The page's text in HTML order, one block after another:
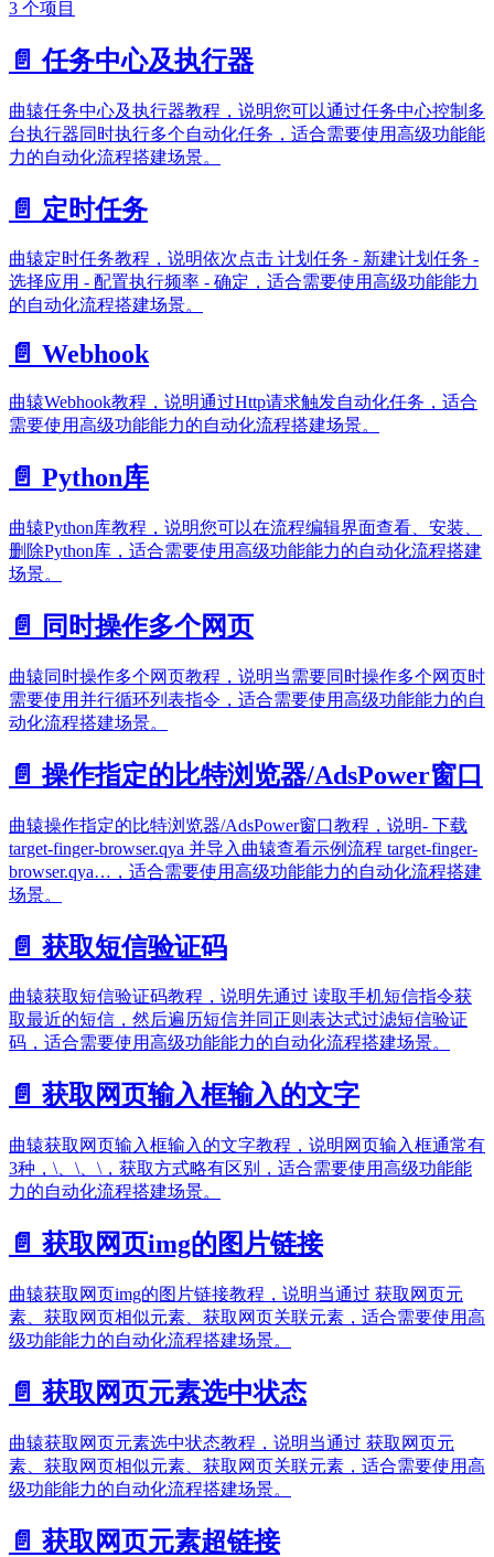
3 个项目
📄️ 任务中心及执行器
曲辕任务中心及执行器教程，说明您可以通过任务中心控制多
台执行器同时执行多个自动化任务，适合需要使用高级功能能
力的自动化流程搭建场景。
📄️ 定时任务
曲辕定时任务教程，说明依次点击 计划任务 - 新建计划任务 -
选择应用 - 配置执行频率 - 确定，适合需要使用高级功能能力
的自动化流程搭建场景。
📄️ Webhook
曲辕Webhook教程，说明通过Http请求触发自动化任务，适合
需要使用高级功能能力的自动化流程搭建场景。
📄️ Python库
曲辕Python库教程，说明您可以在流程编辑界面查看、安装、
删除Python库，适合需要使用高级功能能力的自动化流程搭建
场景。
📄️ 同时操作多个网页
曲辕同时操作多个网页教程，说明当需要同时操作多个网页时
需要使用并行循环列表指令，适合需要使用高级功能能力的自
动化流程搭建场景。
📄️ 操作指定的比特浏览器/AdsPower窗口
曲辕操作指定的比特浏览器/AdsPower窗口教程，说明- 下载
target-finger-browser.qya 并导入曲辕查看示例流程 target-finger-
browser.qya…，适合需要使用高级功能能力的自动化流程搭建
场景。
📄️ 获取短信验证码
曲辕获取短信验证码教程，说明先通过 读取手机短信指令获
取最近的短信，然后遍历短信并同正则表达式过滤短信验证
码，适合需要使用高级功能能力的自动化流程搭建场景。
📄️ 获取网页输入框输入的文字
曲辕获取网页输入框输入的文字教程，说明网页输入框通常有
3种，\、\、\，获取方式略有区别，适合需要使用高级功能能
力的自动化流程搭建场景。
📄️ 获取网页img的图片链接
曲辕获取网页img的图片链接教程，说明当通过 获取网页元
素、获取网页相似元素、获取网页关联元素，适合需要使用高
级功能能力的自动化流程搭建场景。
📄️ 获取网页元素选中状态
曲辕获取网页元素选中状态教程，说明当通过 获取网页元
素、获取网页相似元素、获取网页关联元素，适合需要使用高
级功能能力的自动化流程搭建场景。
📄️ 获取网页元素超链接